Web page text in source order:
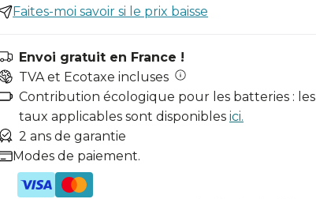
Faites-moi savoir si le prix baisse
Envoi gratuit en France !
TVA et Ecotaxe incluses
Contribution écologique pour les batteries : les
taux applicables sont disponibles ici.
2 ans de garantie
Modes de paiement.